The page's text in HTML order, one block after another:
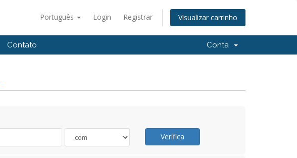
Português Login Registrar Visualizar carrinho
Contato Conta
Verifica